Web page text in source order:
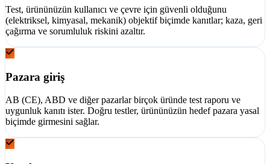
Test, ürününüzün kullanıcı ve çevre için güvenli olduğunu
(elektriksel, kimyasal, mekanik) objektif biçimde kanıtlar; kaza, geri
çağırma ve sorumluluk riskini azaltır.
Pazara giriş
AB (CE), ABD ve diğer pazarlar birçok üründe test raporu ve
uygunluk kanıtı ister. Doğru testler, ürününüzün hedef pazara yasal
biçimde girmesini sağlar.